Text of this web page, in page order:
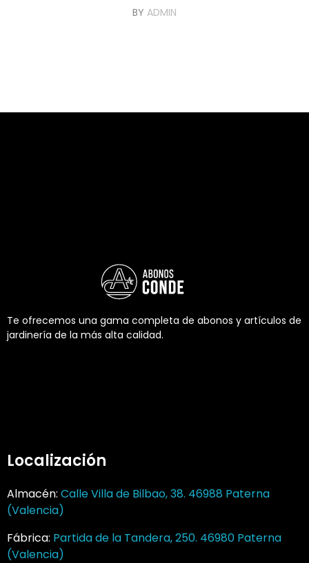
BY ADMIN
Te ofrecemos una gama completa de abonos y artículos de
jardinería de la más alta calidad.
Localización
Almacén: Calle Villa de Bilbao, 38. 46988 Paterna
(Valencia)
Fábrica: Partida de la Tandera, 250. 46980 Paterna
(Valencia)